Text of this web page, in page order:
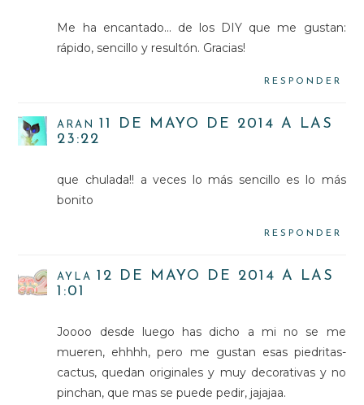
Me ha encantado... de los DIY que me gustan:
rápido, sencillo y resultón. Gracias!
RESPONDER
ARAN
11 DE MAYO DE 2014 A LAS
23:22
que chulada!! a veces lo más sencillo es lo más
bonito
RESPONDER
AYLA
12 DE MAYO DE 2014 A LAS
1:01
Joooo desde luego has dicho a mi no se me
mueren, ehhhh, pero me gustan esas piedritas-
cactus, quedan originales y muy decorativas y no
pinchan, que mas se puede pedir, jajajaa.